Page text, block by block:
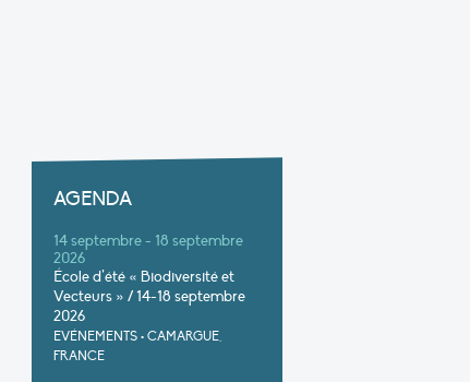
AGENDA
14 septembre - 18 septembre
2026
École d’été « Biodiversité et
Vecteurs » / 14-18 septembre
2026
EVÉNEMENTS • CAMARGUE,
FRANCE